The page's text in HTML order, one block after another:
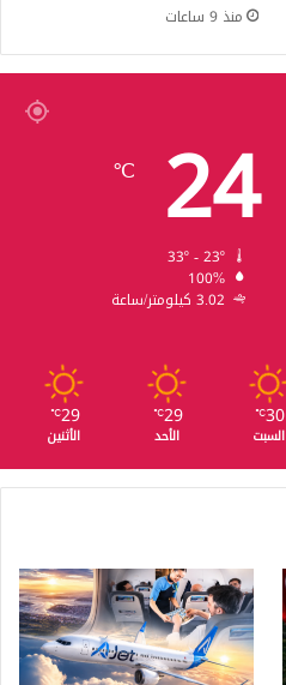
منذ 9 ساعات
24
℃
100%
3.02 كيلومتر/ساعة
30
℃
السبت
29
℃
الأحد
29
℃
الأثنين